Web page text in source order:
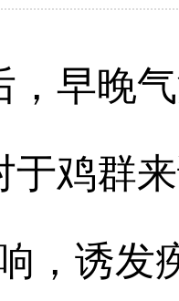
，早晚
于鸡群
，诱发